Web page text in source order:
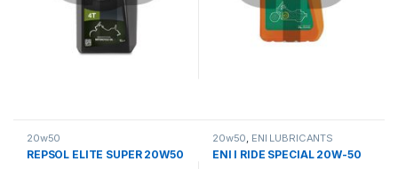
20w50
REPSOL ELITE SUPER 20W50
20w50, ΕΝΙ LUBRICANTS
ENI I RIDE SPECIAL 20W-50